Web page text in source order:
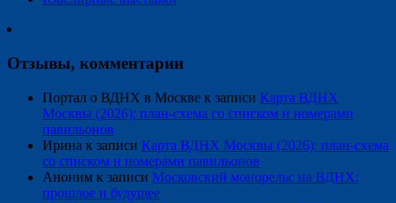
Отзывы, комментарии
Портал о ВДНХ в Москве к записи Карта ВДНХ
Москвы (2026): план-схема со списком и номерами
павильонов
Ирина к записи Карта ВДНХ Москвы (2026): план-схема
со списком и номерами павильонов
Аноним к записи Московский монорельс на ВДНХ:
прошлое и будущее